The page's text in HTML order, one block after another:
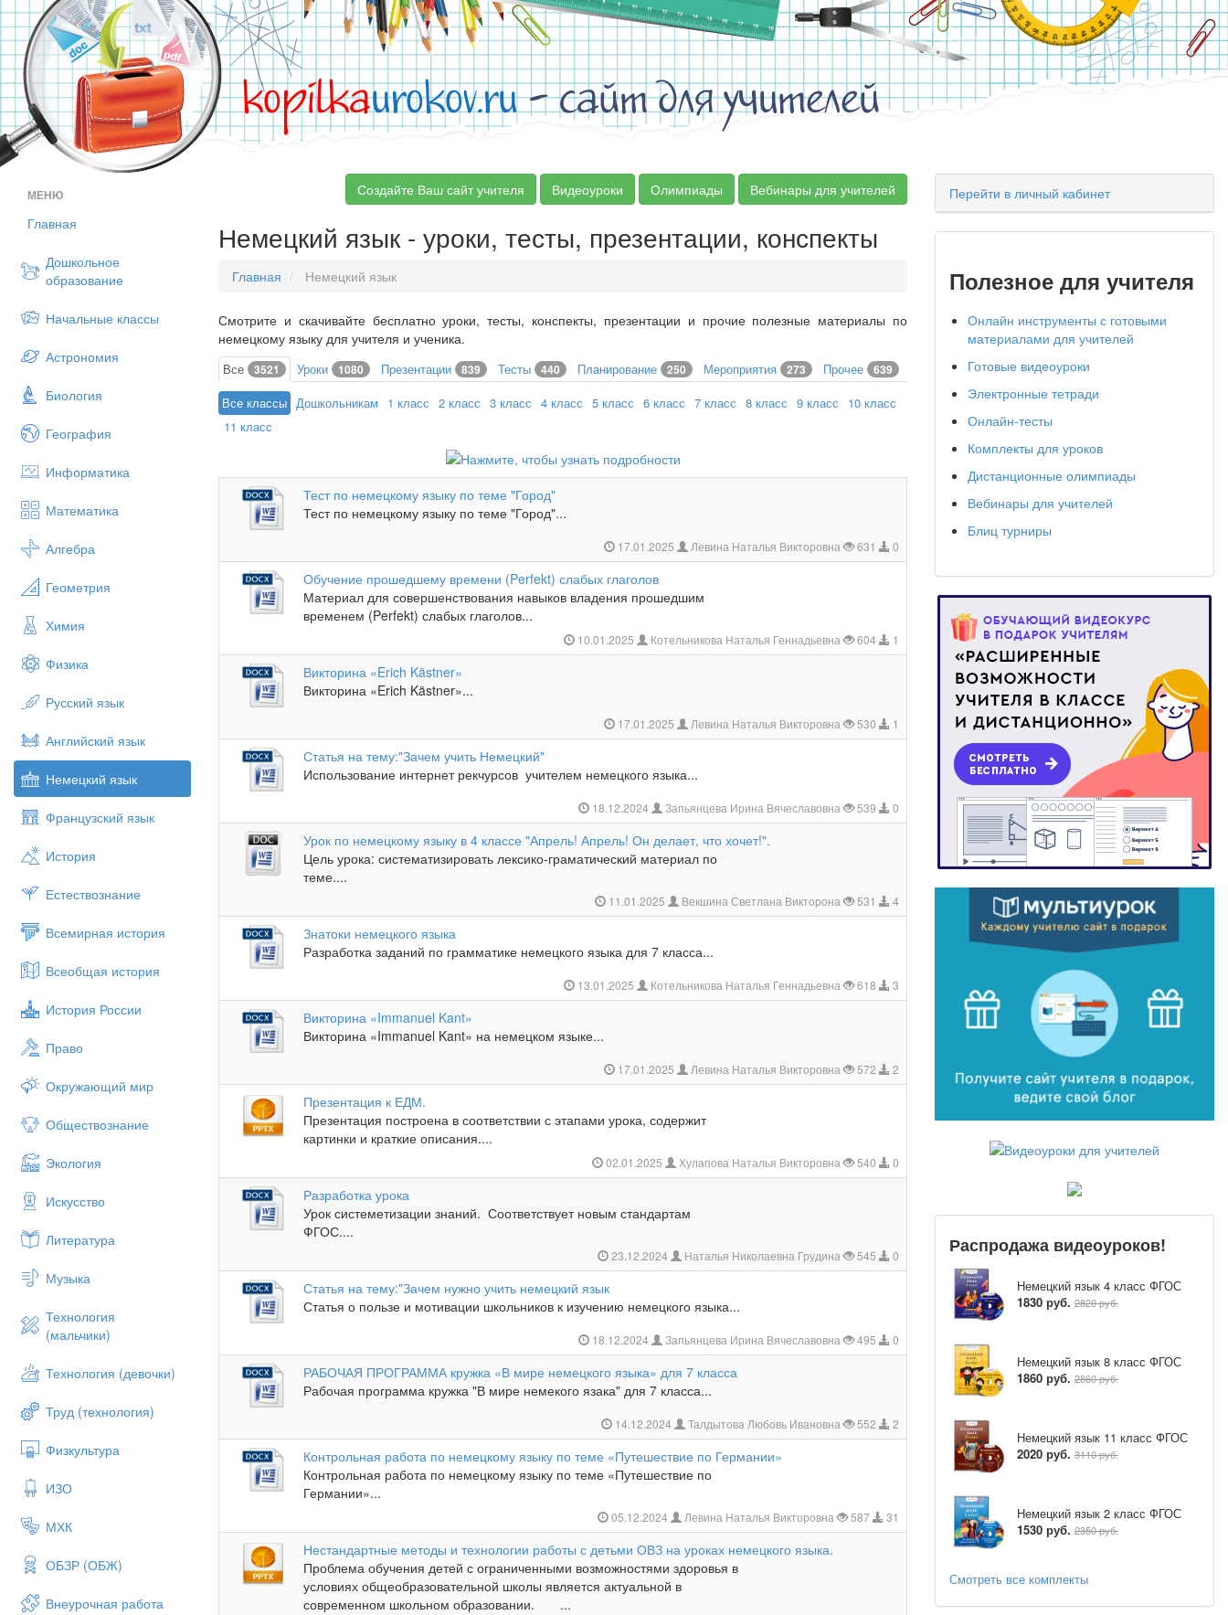
kopilkaurokov.ru- сайт для учителей
МЕНЮ
Главная
Дошкольное
образование
Начальные классы
Астрономия
Биология
География
Информатика
Математика
Алгебра
Геометрия
Химия
Физика
Русский язык
Английский язык
Немецкий язык
Французский язык
История
Естествознание
Всемирная история
Всеобщая история
История России
Право
Окружающий мир
Обществознание
Экология
Искусство
Литература
Музыка
Технология
(мальчики)
Технология (девочки)
Труд (технология)
Физкультура
ИЗО
МХК
ОБЗР (ОБЖ)
Внеурочная работа
Создайте Ваш сайт учителя Видеоуроки Олимпиады Вебинары для учителей
Немецкий язык - уроки, тесты, презентации, конспекты
Главная Немецкий язык
Смотрите и скачивайте бесплатно уроки, тесты, конспекты, презентации и прочие полезные материалы по
немецкому языку для учителя и ученика.
Все 3521 Уроки 1080 Презентации 839 Тесты 440 Планирование 250 Мероприятия 273 Прочее 639
Все классы Дошкольникам 1 класс 2 класс 3 класс 4 класс 5 класс 6 класс 7 класс 8 класс 9 класс
10 класс
11 класс
Тест по немецкому языку по теме "Город"
Тест по немецкому языку по теме "Город"...
17.01.2025 Левина Наталья Викторовна 631 0
Обучение прошедшему времени (Perfekt) слабых глаголов
Материал для совершенствования навыков владения прошедшим
временем (Perfekt) слабых глаголов...
10.01.2025 Котельникова Наталья Геннадьевна 604 1
Викторина «Erich Kästner»
Викторина «Erich Kästner»...
17.01.2025 Левина Наталья Викторовна 530 1
Статья на тему:"Зачем учить Немецкий"
Использование интернет рекчурсов учителем немецкого языка...
18.12.2024 Запьянцева Ирина Вячеславовна 539 0
Урок по немецкому языку в 4 классе "Апрель! Апрель! Он делает, что хочет!".
Цель урока: систематизировать лексико-граматический материал по
теме....
11.01.2025 Векшина Светлана Викторона 531 4
Знатоки немецкого языка
Разработка заданий по грамматике немецкого языка для 7 класса...
13.01.2025 Котельникова Наталья Геннадьевна 618 3
Викторина «Immanuel Kant»
Викторина «Immanuel Kant» на немецком языке...
17.01.2025 Левина Наталья Викторовна 572 2
Презентация к ЕДМ.
Презентация построена в соответствии с этапами урока, содержит
картинки и краткие описания....
02.01.2025 Хулапова Наталья Викторовна 540 0
Разработка урока
Урок системетизации знаний. Соответствует новым стандартам
ФГОС....
23.12.2024 Наталья Николаевна Грудина 545 0
Статья на тему:"Зачем нужно учить немецкий язык
Статья о пользе и мотивации школьников к изучению немецкого языка...
18.12.2024 Запьянцева Ирина Вячеславовна 495 0
РАБОЧАЯ ПРОГРАММА кружка «В мире немецкого языка» для 7 класса
Рабочая программа кружка "В мире немекого язака" для 7 класса...
14.12.2024 Талдытова Любовь Ивановна 552 2
Контрольная работа по немецкому языку по теме «Путешествие по Германии»
Контрольная работа по немецкому языку по теме «Путешествие по
Германии»...
05.12.2024 Левина Наталья Викторовна 587 31
Нестандартные методы и технологии работы с детьми ОВЗ на уроках немецкого языка.
Проблема обучения детей с ограниченными возможностями здоровья в
условиях общеобразовательной школы является актуальной в
современном школьном образовании. ...
Перейти в личный кабинет
Полезное для учителя
Онлайн инструменты с готовыми
материалами для учителей
Готовые видеоуроки
Электронные тетради
Онлайн-тесты
Комплекты для уроков
Дистанционные олимпиады
Вебинары для учителей
Блиц турниры
Распродажа видеоуроков!
Немецкий язык 4 класс ФГОС
1830 руб. 2820 руб.
Немецкий язык 8 класс ФГОС
1860 руб. 2860 руб.
Немецкий язык 11 класс ФГОС
2020 руб. 3110 руб.
Немецкий язык 2 класс ФГОС
1530 руб. 2350 руб.
Смотреть все комплекты